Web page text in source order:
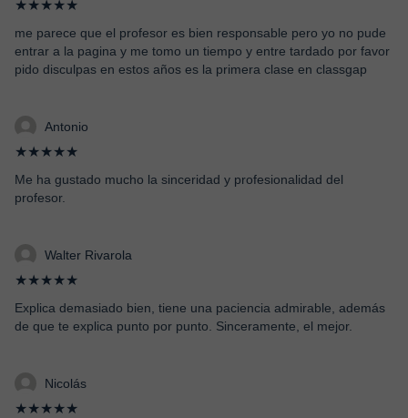
★★★★★
me parece que el profesor es bien responsable pero yo no pude
entrar a la pagina y me tomo un tiempo y entre tardado por favor
pido disculpas en estos años es la primera clase en classgap
Antonio
★★★★★
Me ha gustado mucho la sinceridad y profesionalidad del
profesor.
Walter Rivarola
★★★★★
Explica demasiado bien, tiene una paciencia admirable, además
de que te explica punto por punto. Sinceramente, el mejor.
Nicolás
★★★★★